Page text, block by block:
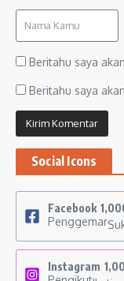
Beritahu saya
Beritahu saya
Social Icons
Facebook
Penggemar
Instagram